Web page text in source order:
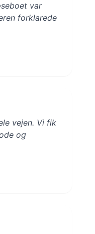
var
forklarede
vejen. Vi fik
og